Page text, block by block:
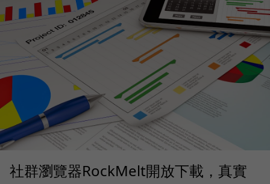
社群瀏覽器RockMelt開放下載，真實